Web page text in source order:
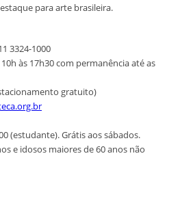
para arte brasileira.
3324-1000
às 17h30 com permanência até as
gratuito)
(estudante). Grátis aos sábados.
e idosos maiores de 60 anos não